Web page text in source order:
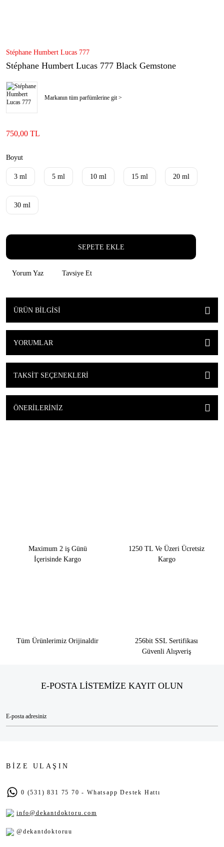
Stéphane Humbert Lucas 777
Stéphane Humbert Lucas 777 Black Gemstone
Markanın tüm parfümlerine git >
750,00 TL
Boyut
3 ml 5 ml 10 ml 15 ml 20 ml
30 ml
SEPETE EKLE
Yorum Yaz Tavsiye Et
ÜRÜN BILGISI
YORUMLAR
TAKSIT SEÇENEKLERI
ÖNERILERINIZ
Maximum 2 iş Günü
İçerisinde Kargo
1250 TL Ve Üzeri Ücretsiz
Kargo
Tüm Ürünlerimiz Orijinaldir
256bit SSL Sertifikası
Güvenli Alışveriş
E-POSTA LİSTEMİZE KAYIT OLUN
BİZE ULAŞIN
0 (531) 831 75 70 - Whatsapp Destek Hattı
info@dekantdoktoru.com
@dekantdoktoruu